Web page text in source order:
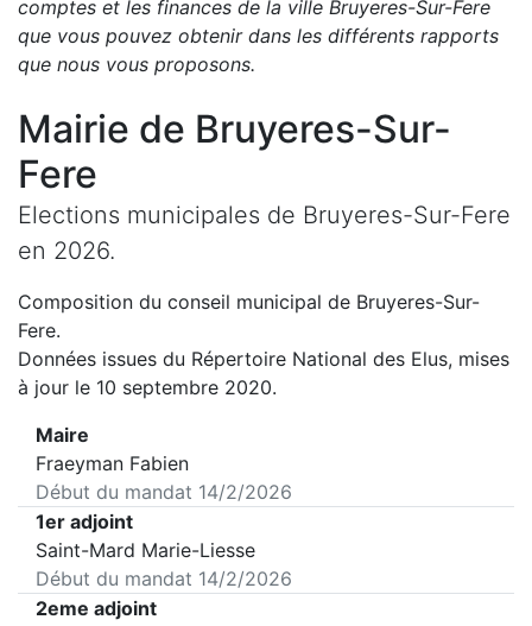
comptes et les finances de la ville Bruyeres-Sur-Fere
que vous pouvez obtenir dans les différents rapports
que nous vous proposons.
Mairie de Bruyeres-Sur-
Fere
Elections municipales de Bruyeres-Sur-Fere
en 2026.
Composition du conseil municipal de Bruyeres-Sur-
Fere.
Données issues du Répertoire National des Elus, mises
à jour le 10 septembre 2020.
Maire
Fraeyman Fabien
Début du mandat 14/2/2026
1er adjoint
Saint-Mard Marie-Liesse
Début du mandat 14/2/2026
2eme adjoint